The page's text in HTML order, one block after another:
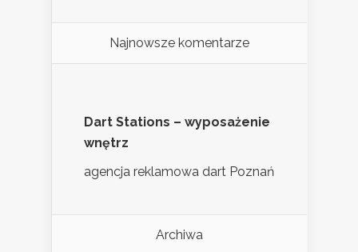
Najnowsze komentarze
Dart Stations – wyposażenie
wnętrz
agencja reklamowa dart Poznań
Archiwa